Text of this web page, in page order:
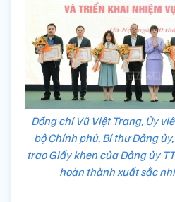
Đồng chí Vũ Việt Trang, Ủy
bộ Chính phủ, Bí thư Đảng
trao Giấy khen của Đảng ủy
hoàn thành xuất sắc